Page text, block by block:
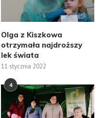
Olga z Kiszkowa
otrzymała najdroższy
lek świata
11 stycznia 2022
4